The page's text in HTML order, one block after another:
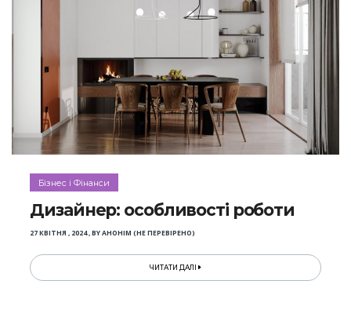
Бізнес і Фінанси
Дизайнер: особливості роботи
27 КВІТНЯ , 2024,BYАНОНІМ (НЕ ПЕРЕВІРЕНО)
ЧИТАТИ ДАЛІ